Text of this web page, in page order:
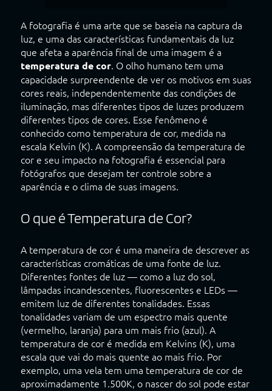
A fotografia é uma arte que se baseia na captura da
luz, e uma das características fundamentais da luz
que afeta a aparência final de uma imagem é a
temperatura de cor. O olho humano tem uma
capacidade surpreendente de ver os motivos em suas
cores reais, independentemente das condições de
iluminação, mas diferentes tipos de luzes produzem
diferentes tipos de cores. Esse fenômeno é
conhecido como temperatura de cor, medida na
escala Kelvin (K). A compreensão da temperatura de
cor e seu impacto na fotografia é essencial para
fotógrafos que desejam ter controle sobre a
aparência e o clima de suas imagens.
O que é Temperatura de Cor?
A temperatura de cor é uma maneira de descrever as
características cromáticas de uma fonte de luz.
Diferentes fontes de luz — como a luz do sol,
lâmpadas incandescentes, fluorescentes e LEDs —
emitem luz de diferentes tonalidades. Essas
tonalidades variam de um espectro mais quente
(vermelho, laranja) para um mais frio (azul). A
temperatura de cor é medida em Kelvins (K), uma
escala que vai do mais quente ao mais frio. Por
exemplo, uma vela tem uma temperatura de cor de
aproximadamente 1.500K, o nascer do sol pode estar